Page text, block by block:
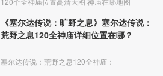
《塞尔达传说：旷野之息》塞尔达传说：
荒野之息120全神庙详细位置在哪？
塞尔达传说：荒野之息120全神庙：